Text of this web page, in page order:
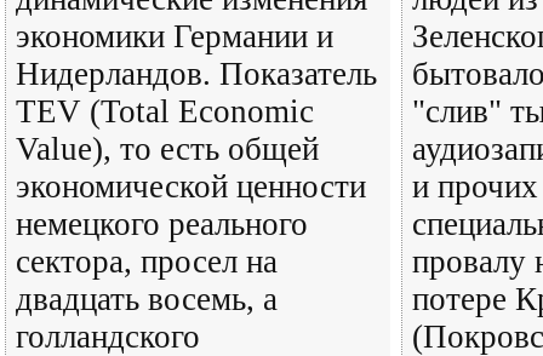
экономики Германии и
Нидерландов. Показатель
TEV (Total Economic
Value), то есть общей
экономической ценности
немецкого реального
сектора, просел на
двадцать восемь, а
голландского
"слив"
и
провалу
потере